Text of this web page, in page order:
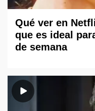
Qué ver en
que es ideal
de semana